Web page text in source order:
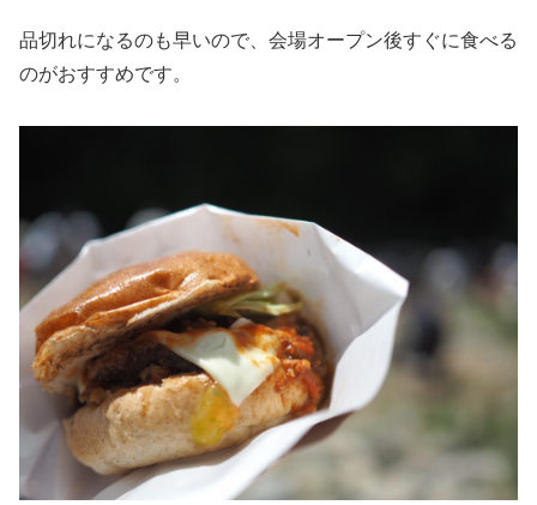
品切れになるのも早いので、会場オープン後すぐに食べる
のがおすすめです。